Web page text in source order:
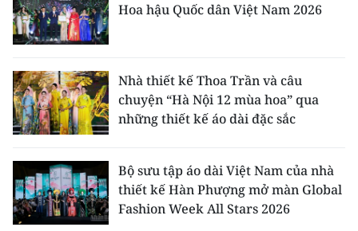
Hoa hậu Quốc dân Việt Nam 2026
Nhà thiết kế Thoa Trần và câu
chuyện “Hà Nội 12 mùa hoa” qua
những thiết kế áo dài đặc sắc
Bộ sưu tập áo dài Việt Nam của nhà
thiết kế Hàn Phượng mở màn Global
Fashion Week All Stars 2026